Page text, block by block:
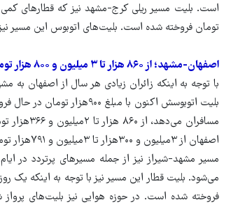
تومان فروخته شده است. بلیت‌های اتوبوس این مسیر نیز با قیمت‌های ۴۳۰، ۴۵۵، ۵۹۵ و ۷۷۰هزار
اصفهان-مشهد؛ از ۸۶۰ هزار تا ۳ میلیون و ۸۰۰ هزار تومان
با توجه به اینکه زائران زیادی هر سال از اصفهان
بلیت اتوبوسش اکنون با
مسافران
اصفهان از ۳میلیون و ۳۰۰هزار تا ۳میلیون و ۷۹۱هزار تومان در حال فروش است.